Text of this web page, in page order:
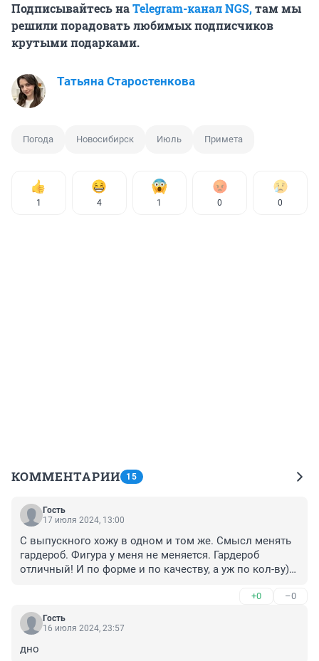
Подписывайтесь наTelegram-канал NGS,там мы
решили порадовать любимых подписчиков
крутыми подарками.
Татьяна Старостенкова
Погода Новосибирск Июль Примета
1 4 1 0 0
КОММЕНТАРИИ 15
Гость
17 июля 2024, 13:00
С выпускного хожу в одном и том же. Смысл менять
гардероб. Фигура у меня не меняется. Гардероб
отличный! И по форме и по качеству, а уж по кол-ву))
+0 –0
Гость
16 июля 2024, 23:57
дно